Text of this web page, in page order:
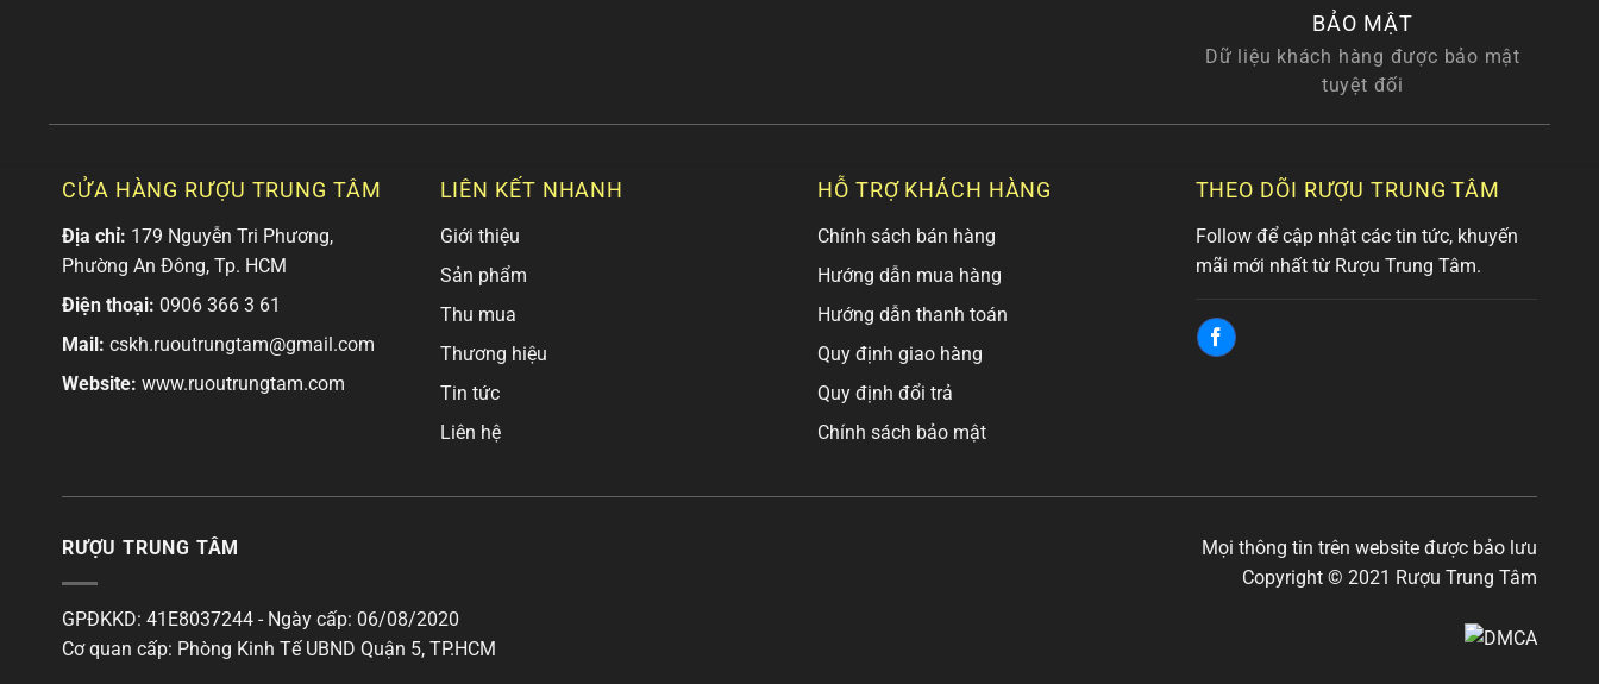
BẢO MẬT
Dữ liệu khách hàng được bảo mật
tuyệt đối
CỬA HÀNG RƯỢU TRUNG TÂM
Địa chỉ: 179 Nguyễn Tri Phương,
Phường An Đông, Tp. HCM
Điện thoại: 0906 366 3 61
Mail: cskh.ruoutrungtam@gmail.com
Website: www.ruoutrungtam.com
LIÊN KẾT NHANH
Giới thiệu
Sản phẩm
Thu mua
Thương hiệu
Tin tức
Liên hệ
HỖ TRỢ KHÁCH HÀNG
Chính sách bán hàng
Hướng dẫn mua hàng
Hướng dẫn thanh toán
Quy định giao hàng
Quy định đổi trả
Chính sách bảo mật
THEO DÕI RƯỢU TRUNG TÂM
Follow để cập nhật các tin tức, khuyến
mãi mới nhất từ Rượu Trung Tâm.
RƯỢU TRUNG TÂM
GPĐKKD: 41E8037244 - Ngày cấp: 06/08/2020
Cơ quan cấp: Phòng Kinh Tế UBND Quận 5, TP.HCM
Mọi thông tin trên website được bảo lưu
Copyright © 2021 Rượu Trung Tâm